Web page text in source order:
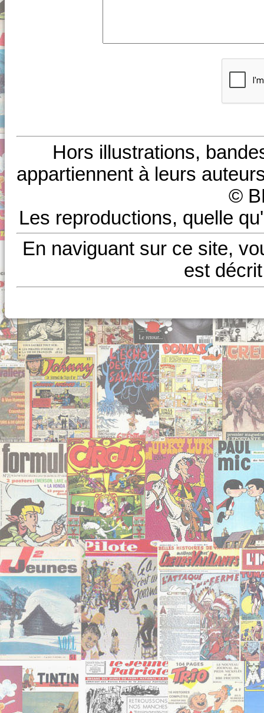
Hors illustrations,
appartiennent à leurs
©
Les reproductions, quelle
En naviguant sur ce site,
est